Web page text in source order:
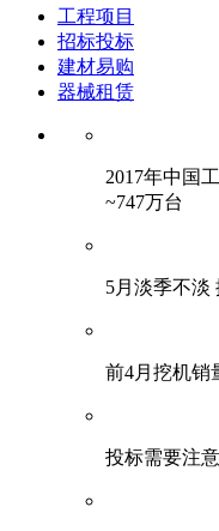
工程项目
招标投标
建材易购
器械租赁
2017年中国
~747万台
5月淡季不淡
前4月挖机销
投标需要注